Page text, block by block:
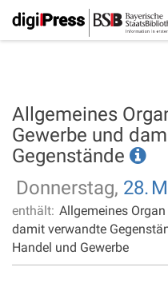
Allgemeines
Gewerbe und
Gegenstände
Donnerstag, 28.
enthält: Allgemeines
damit verwandte
Handel und Gewerbe